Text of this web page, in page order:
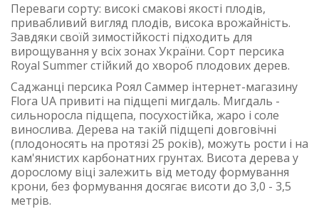
Переваги сорту: високі смакові якості плодів,
привабливий вигляд плодів, висока врожайність.
Завдяки своїй зимостійкості підходить для
вирощування у всіх зонах України. Сорт персика
Royal Summer стійкий до хвороб плодових дерев.
Саджанці персика Роял Саммер інтернет-магазину
Flora UA привиті на підщепі мигдаль. Мигдаль -
сильноросла підщепа, посухостійка, жаро і соле
винослива. Дерева на такій підщепі довговічні
(плодоносять на протязі 25 років), можуть рости і на
кам'янистих карбонатних грунтах. Висота дерева у
дорослому віці залежить від методу формування
крони, без формування досягає висоти до 3,0 - 3,5
метрів.